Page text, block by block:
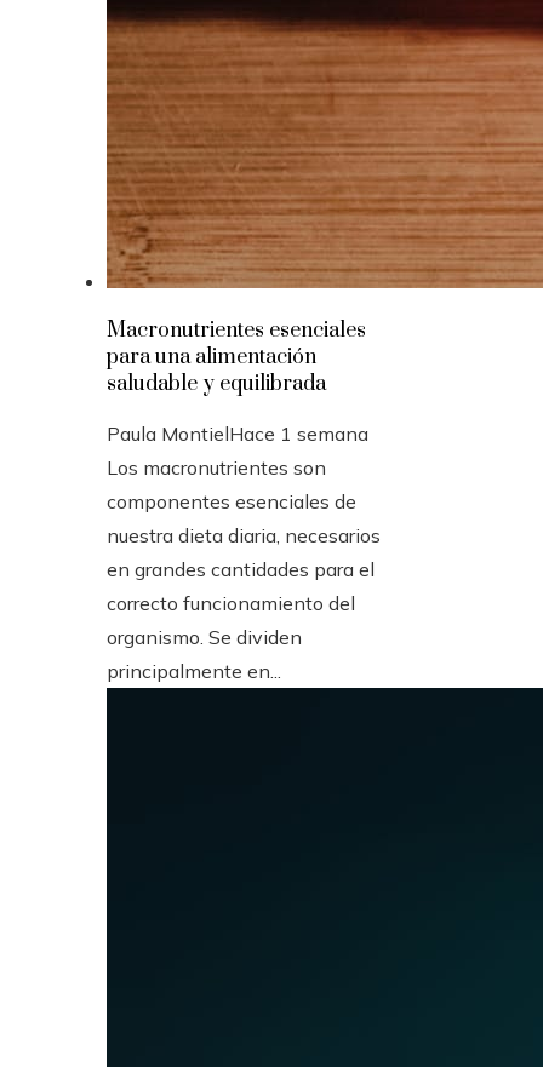
Macronutrientes esenciales
para una alimentación
saludable y equilibrada
Paula MontielHace 1 semana
Los macronutrientes son
componentes esenciales de
nuestra dieta diaria, necesarios
en grandes cantidades para el
correcto funcionamiento del
organismo. Se dividen
principalmente en...